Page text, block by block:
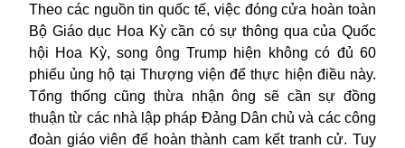
Theo các nguồn tin quốc tế, việc đóng cửa hoàn toàn
Bộ Giáo dục Hoa Kỳcần có sự thông qua của Quốc
hội Hoa Kỳ, song ông Trump hiện không có đủ 60
phiếu ủng hộ tại Thượng viện để thực hiện điều này.
Tổng thống cũng thừa nhận ông sẽ cần sự đồng
thuận từ các nhà lập pháp Đảng Dân chủ và các công
đoàn giáo viên để hoàn thành cam kết tranh cử. Tuy